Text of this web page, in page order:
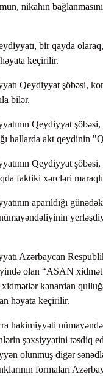
nikahın
bir qayda
keçirilir.
Qeydiyyat şöbəsi,
bilər.
Qeydiyyat
hallarda akt qeydinin
Qeydiyyat
faktiki xərcləri
aparıldığı
Azərbaycan
olan “ASAN
kənardan
həyata keçirilir.
hakimiyyəti
şəxsiyyətini təsdiq
olunmuş digər
formaları